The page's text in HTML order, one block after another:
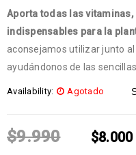
Aporta todas las
indispensables para la
aconsejamos utilizar junto
ayudándonos de las
Availability: Agotado
$9.990 $8.000